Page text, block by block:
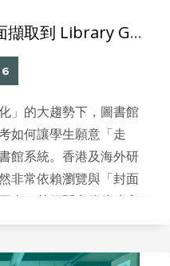
圖書館主任必讀：由封面擷取到 Library GO，打造 100% 封面覆蓋的智慧閱讀平台
」的大趨勢下，圖書館
如何讓學生願意「走
館系統。香港及海外研
非常依賴瀏覽與「封面
化時代，這個現象同樣